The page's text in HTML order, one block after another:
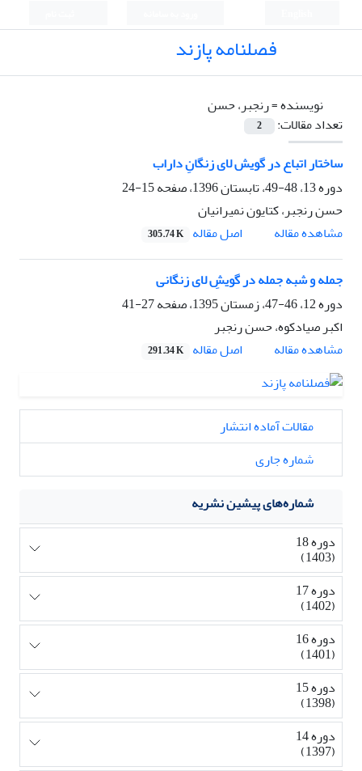
فصلنامه پازند
نویسنده =رنجبر، حسن
تعداد مقالات:
2
ساختار اتباع در گویش لای زنگانِ داراب
دوره 13، 48-49، تابستان 1396، صفحه
15-24
حسن رنجبر، کتایون نمیرانیان
مشاهده مقاله
اصل مقاله 305.74 K
جمله و شبه جمله در گویشِ لای زنگانی
دوره 12، 46-47، زمستان 1395، صفحه
27-41
اکبر صیادکوه، حسن رنجبر
مشاهده مقاله
اصل مقاله 291.34 K
مقالات آماده انتشار
شماره جاری
شماره‌های پیشین نشریه
دوره 18
(1403)
دوره 17
(1402)
دوره 16
(1401)
دوره 15
(1398)
دوره 14
(1397)